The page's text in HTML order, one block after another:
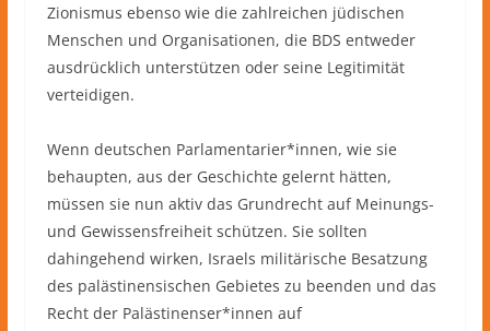
Zionismus ebenso wie die zahlreichen jüdischen
Menschen und Organisationen, die BDS entweder
ausdrücklich unterstützen oder seine Legitimität
verteidigen.
Wenn deutschen Parlamentarier*innen, wie sie
behaupten, aus der Geschichte gelernt hätten,
müssen sie nun aktiv das Grundrecht auf Meinungs-
und Gewissensfreiheit schützen. Sie sollten
dahingehend wirken, Israels militärische Besatzung
des palästinensischen Gebietes zu beenden und das
Recht der Palästinenser*innen auf